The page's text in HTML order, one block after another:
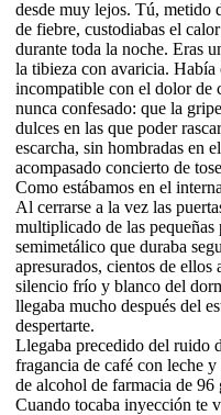
desde muy lejos. Tú, metido
de fiebre, custodiabas el
durante toda la noche. Eras
la tibieza con avaricia.
incompatible con el dolor de
nunca confesado: que la
dulces en las que poder
escarcha, sin hombradas en
acompasado concierto de
Como estábamos en el
Al cerrarse a la vez las
multiplicado de las pequeñas
semimetálico que duraba
apresurados, cientos de
silencio frío y blanco del
llegaba mucho después del
despertarte.
Llegaba precedido del ruido
fragancia de café con leche
de alcohol de farmacia de
Cuando tocaba inyección te